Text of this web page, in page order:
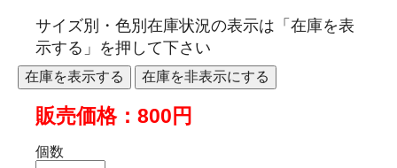
サイズ別・色別在庫状況の表示は「在庫を表
示する」を押して下さい
販売価格：800円
個数